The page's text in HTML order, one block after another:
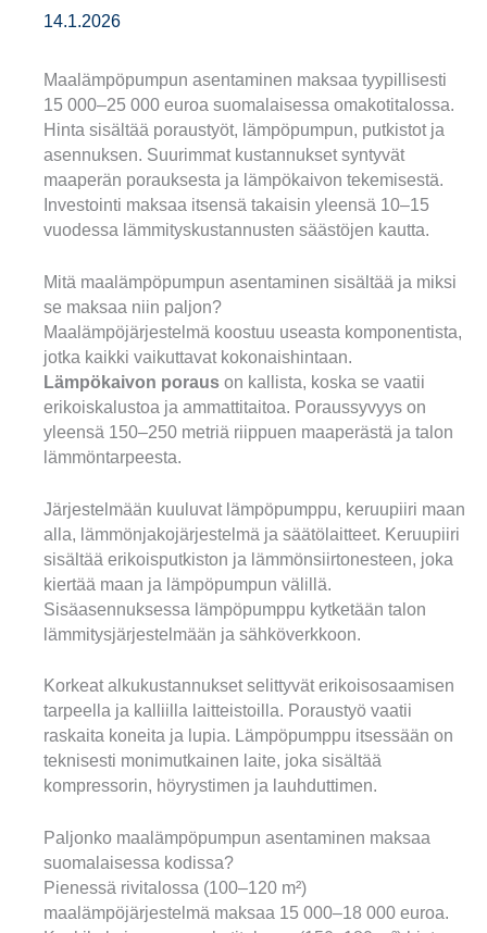
14.1.2026
Maalämpöpumpun asentaminen maksaa tyypillisesti
15 000–25 000 euroa suomalaisessa omakotitalossa.
Hinta sisältää poraustyöt, lämpöpumpun, putkistot ja
asennuksen. Suurimmat kustannukset syntyvät
maaperän porauksesta ja lämpökaivon tekemisestä.
Investointi maksaa itsensä takaisin yleensä 10–15
vuodessa lämmityskustannusten säästöjen kautta.
Mitä maalämpöpumpun asentaminen sisältää ja miksi
se maksaa niin paljon?
Maalämpöjärjestelmä koostuu useasta komponentista,
jotka kaikki vaikuttavat kokonaishintaan.
Lämpökaivon poraus on kallista, koska se vaatii
erikoiskalustoa ja ammattitaitoa. Poraussyvyys on
yleensä 150–250 metriä riippuen maaperästä ja talon
lämmöntarpeesta.
Järjestelmään kuuluvat lämpöpumppu, keruupiiri maan
alla, lämmönjakojärjestelmä ja säätölaitteet. Keruupiiri
sisältää erikoisputkiston ja lämmönsiirtonesteen, joka
kiertää maan ja lämpöpumpun välillä.
Sisäasennuksessa lämpöpumppu kytketään talon
lämmitysjärjestelmään ja sähköverkkoon.
Korkeat alkukustannukset selittyvät erikoisosaamisen
tarpeella ja kalliilla laitteistoilla. Poraustyö vaatii
raskaita koneita ja lupia. Lämpöpumppu itsessään on
teknisesti monimutkainen laite, joka sisältää
kompressorin, höyrystimen ja lauhduttimen.
Paljonko maalämpöpumpun asentaminen maksaa
suomalaisessa kodissa?
Pienessä rivitalossa (100–120 m²)
maalämpöjärjestelmä maksaa 15 000–18 000 euroa.